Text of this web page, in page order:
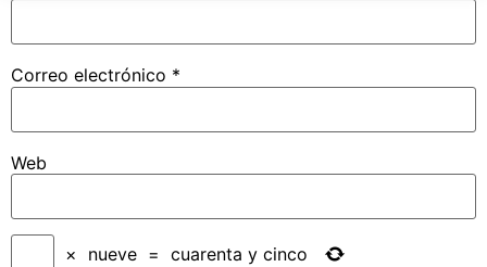
Correo electrónico *
Web
× nueve = cuarenta y cinco